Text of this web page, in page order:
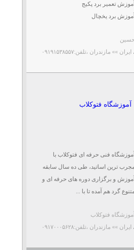
صنعت
آموزشی
برقی در مشهد
صنعت
نصب دوربین
تعمیر برد پکیج
برد یخچال
تعمیر برد یو پی اس
...، ایران »» مازندران ،تلفن:۰۹۱۹۱۵۳۸۵۵۷
آموزشگاه فتوکلاب
آموزشگاه فنی حرفه ای فتوکلاب با
ترین اساتید، طی ده سال سابقه
آموزش و برگزاری دوره های حرفه ای و
گرد هم آمده تا با ...
آموزشگاه فتوکلاب
، ایران »» مازندران ،تلفن:۰۹۱۷۰۰۰۵۶۲۸